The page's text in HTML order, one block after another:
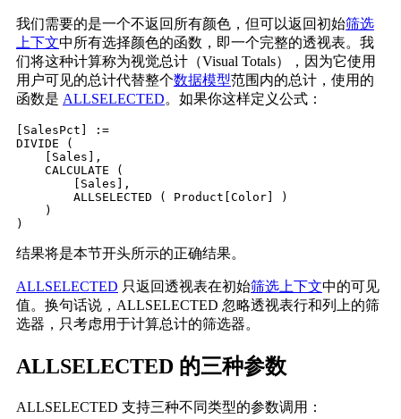
我们需要的是一个不返回所有颜色，但可以返回初始筛选
上下文中所有选择颜色的函数，即一个完整的透视表。我
们将这种计算称为视觉总计（Visual Totals），因为它使用
用户可见的总计代替整个数据模型范围内的总计，使用的
函数是 ALLSELECTED。如果你这样定义公式：
[SalesPct] :=
DIVIDE (
    [Sales],
    CALCULATE (
        [Sales],
        ALLSELECTED ( Product[Color] )
    )
结果将是本节开头所示的正确结果。
ALLSELECTED 只返回透视表在初始筛选上下文中的可见
值。换句话说，ALLSELECTED 忽略透视表行和列上的筛
选器，只考虑用于计算总计的筛选器。
ALLSELECTED 的三种参数
ALLSELECTED 支持三种不同类型的参数调用：